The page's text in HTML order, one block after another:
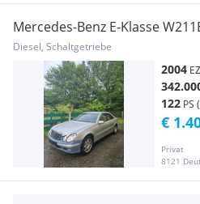
Mercedes-Benz E-Klasse
Diesel, Schaltgetriebe
2004 EZ
122 PS
Privat
8121
€